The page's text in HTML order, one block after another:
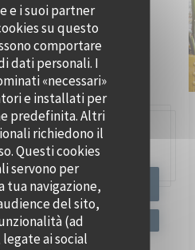
e i suoi partner
su questo
comportare
dati personali. I
«necessari»
e installati per
predefinita. Altri
richiedono il
Questi cookies
servono per
tua navigazione,
del sito,
(ad
ai social
SEAFOOD
92300 Levallois-Perret